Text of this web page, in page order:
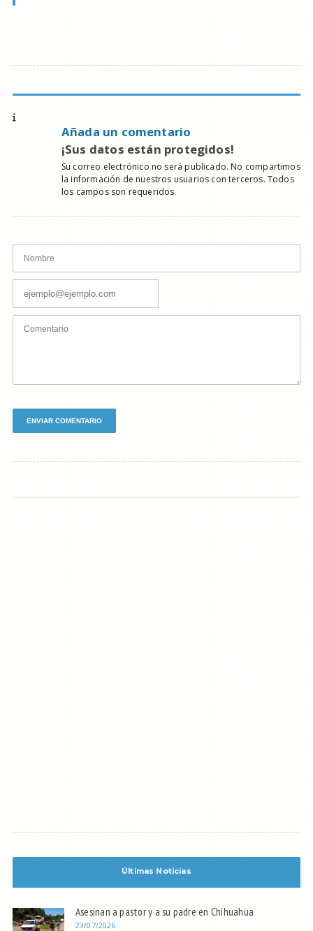
Añada un comentario
¡Sus datos están protegidos!
Su correo electrónico no será publicado. No compartimos
la información de nuestros usuarios con terceros. Todos
los campos son requeridos.
Últimas Noticias
Asesinan a pastor y a su padre en Chihuahua
23/07/2026